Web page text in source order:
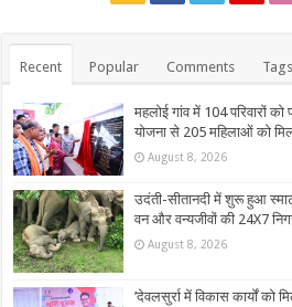
Recent Popular Comments Tags
महलोई गांव में 104 परिवारों
योजना से 205 महिलाओं को मिल
August 8, 2026
उदंती-सीतानदी में शुरू हुआ
वन और वन्यजीवों की 24X7
August 8, 2026
’देवलसुर्रा में विकास कार्यों